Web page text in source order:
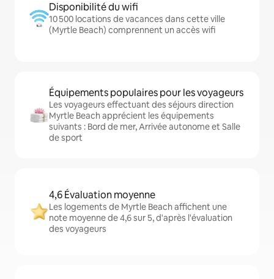
Disponibilité du wifi
10 500 locations de vacances dans cette ville
(Myrtle Beach) comprennent un accès wifi
Équipements populaires pour les voyageurs
Les voyageurs effectuant des séjours direction
Myrtle Beach apprécient les équipements
suivants : Bord de mer, Arrivée autonome et Salle
de sport
4,6 Évaluation moyenne
Les logements de Myrtle Beach affichent une
note moyenne de 4,6 sur 5, d'après l'évaluation
des voyageurs